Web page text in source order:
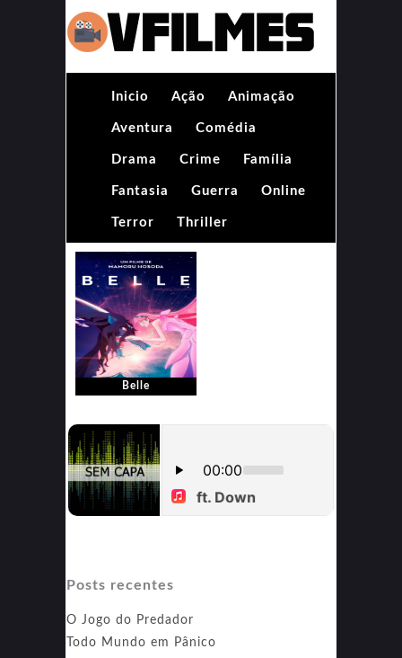
Inicio Ação Animação
Aventura Comédia
Drama Crime Família
Fantasia Guerra Online
Terror Thriller
Belle
Posts recentes
O Jogo do Predador
Todo Mundo em Pânico